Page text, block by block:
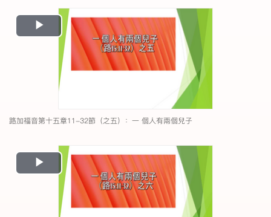
Play
Video
路加福音第十五章11-32節（之五）：一 個人有兩個兒子
Play
Video